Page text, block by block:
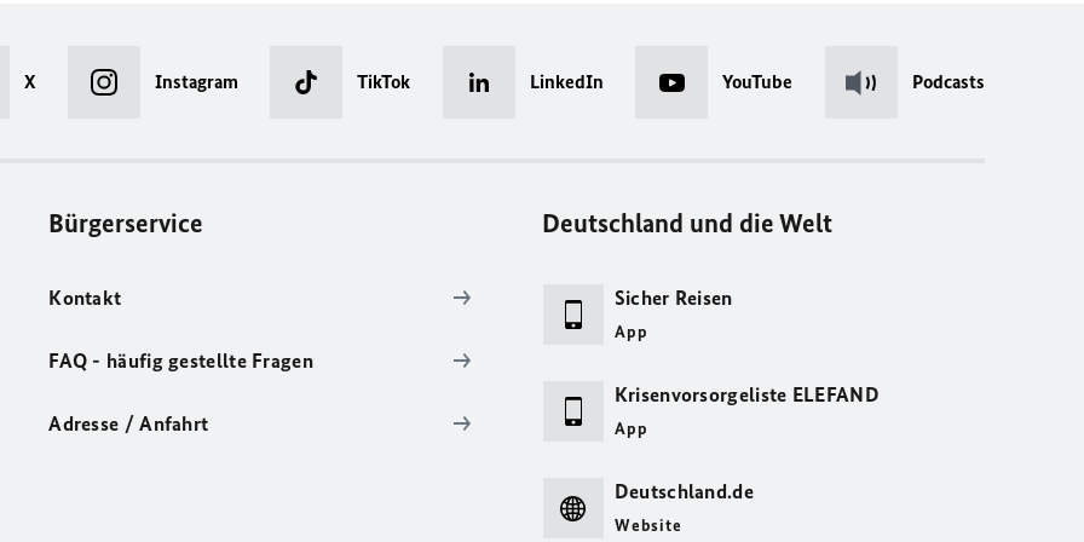
X Instagram TikTok LinkedIn YouTube Podcasts
Bürgerservice
Kontakt
FAQ - häufig gestellte Fragen
Adresse / Anfahrt
Deutschland und die Welt
Sicher Reisen
App
Krisenvorsorgeliste ELEFAND
App
Deutschland.de
Website